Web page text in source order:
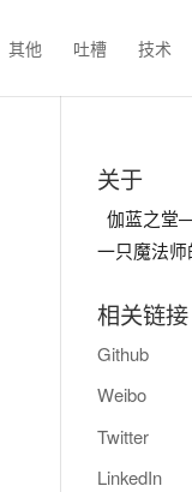
其他 吐槽 技术
关于
伽蓝之
一只魔法
相关链接
Github
Weibo
Twitter
LinkedIn